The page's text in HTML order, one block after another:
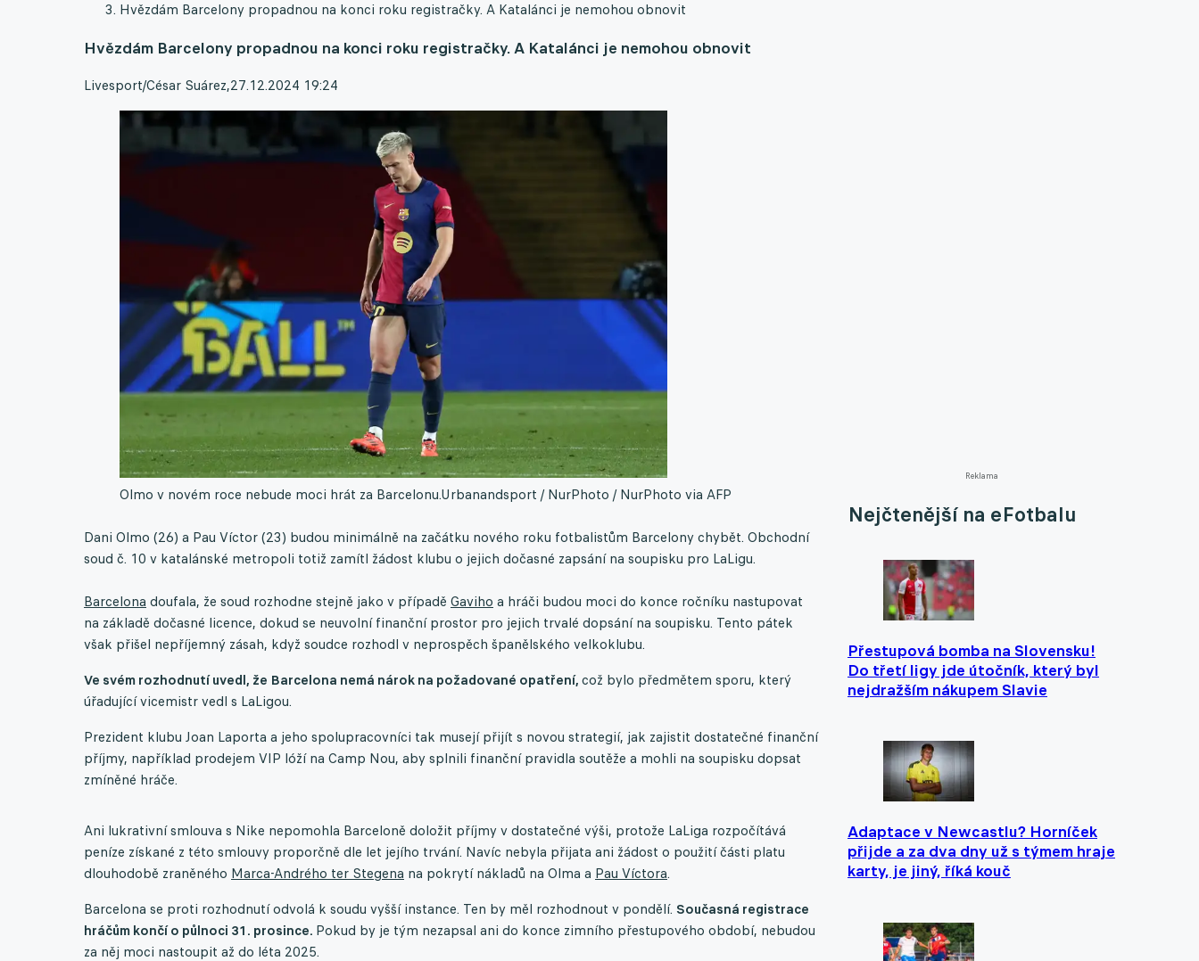
Reklama
Nejčtenější na eFotbalu
Přestupová bomba na Slovensku!
Do třetí ligy jde útočník, který byl
nejdražším nákupem Slavie
Adaptace v Newcastlu? Horníček
přijde a za dva dny už s týmem hraje
karty, je jiný, říká kouč
Hvězdám Barcelony propadnou na konci roku registračky. A Katalánci je nemohou obnovit
Hvězdám Barcelony propadnou na konci roku registračky. A Katalánci je nemohou obnovit
Livesport/César Suárez,27.12.2024 19:24
Olmo v novém roce nebude moci hrát za Barcelonu.Urbanandsport / NurPhoto / NurPhoto via AFP
Dani Olmo (26) a Pau Víctor (23) budou minimálně na začátku nového roku fotbalistům Barcelony chybět. Obchodní
soud č. 10 v katalánské metropoli totiž zamítl žádost klubu o jejich dočasné zapsání na soupisku pro LaLigu.
Barcelona doufala, že soud rozhodne stejně jako v případě Gaviho a hráči budou moci do konce ročníku nastupovat
na základě dočasné licence, dokud se neuvolní finanční prostor pro jejich trvalé dopsání na soupisku. Tento pátek
však přišel nepříjemný zásah, když soudce rozhodl v neprospěch španělského velkoklubu.
Ve svém rozhodnutí uvedl, že Barcelona nemá nárok na požadované opatření, což bylo předmětem sporu, který
úřadující vicemistr vedl s LaLigou.
Prezident klubu Joan Laporta a jeho spolupracovníci tak musejí přijít s novou strategií, jak zajistit dostatečné finanční
příjmy, například prodejem VIP lóží na Camp Nou, aby splnili finanční pravidla soutěže a mohli na soupisku dopsat
zmíněné hráče.
Ani lukrativní smlouva s Nike nepomohla Barceloně doložit příjmy v dostatečné výši, protože LaLiga rozpočítává
peníze získané z této smlouvy proporčně dle let jejího trvání. Navíc nebyla přijata ani žádost o použití části platu
dlouhodobě zraněného Marca-Andrého ter Stegena na pokrytí nákladů na Olma a Pau Víctora.
Barcelona se proti rozhodnutí odvolá k soudu vyšší instance. Ten by měl rozhodnout v pondělí. Současná registrace
hráčům končí o půlnoci 31. prosince. Pokud by je tým nezapsal ani do konce zimního přestupového období, nebudou
za něj moci nastoupit až do léta 2025.